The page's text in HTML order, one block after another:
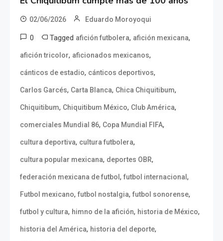
02/06/2026 Eduardo Moroyoqui
0 Tagged afición futbolera, afición mexicana,
afición tricolor, aficionados mexicanos,
cánticos de estadio, cánticos deportivos,
Carlos Garcés, Carta Blanca, Chica Chiquitibum,
Chiquitibum, Chiquitibum México, Club América,
comerciales Mundial 86, Copa Mundial FIFA,
cultura deportiva, cultura futbolera,
cultura popular mexicana, deportes OBR,
federación mexicana de futbol , futbol internacional ,
Futbol mexicano, futbol nostalgia, futbol sonorense,
futbol y cultura, himno de la afición, historia de México,
historia del América, historia del deporte,